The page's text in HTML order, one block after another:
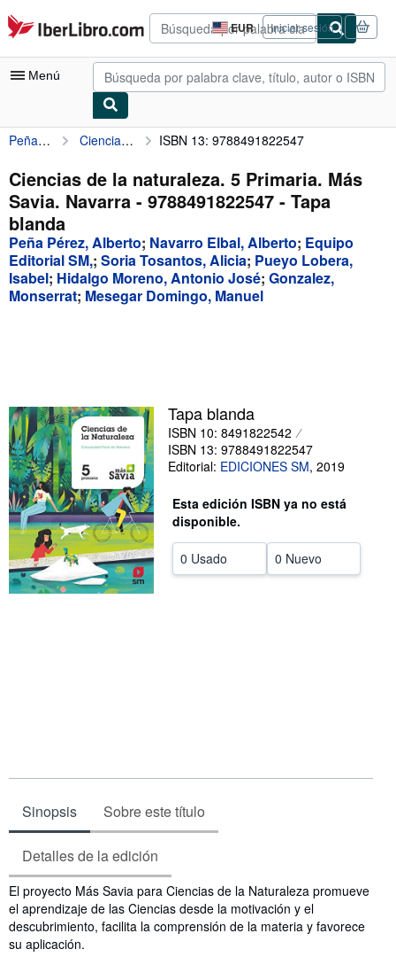
Pasar al contenido principal
IberLibro.com EUR
Preferencias
de
compra
del
Iniciar sesión
Menú
Mi cuenta
Consultar mis pedidos
Búsqueda avanzada
Colecciones
Libros antiguos
Arte y coleccionismo
CERRAR
Peña Pérez, Alberto Ciencias de la naturaleza. 5 Primaria. Más Savia. Navarra - 9788491822547 ISBN 13: 9788491822547
Ciencias de la naturaleza. 5 Primaria. Más
Savia. Navarra - 9788491822547 - Tapa
blanda
Peña Pérez, Alberto; Navarro Elbal, Alberto; Equipo
Editorial SM,; Soria Tosantos, Alicia; Pueyo Lobera,
Isabel; Hidalgo Moreno, Antonio José; Gonzalez,
Monserrat; Mesegar Domingo, Manuel
Tapa blanda
ISBN 10: 8491822542
ISBN 13: 9788491822547
Editorial: EDICIONES SM, 2019
Esta edición ISBN ya no está
disponible.
0 Usado 0 Nuevo
Sinopsis Sobre este título
Detalles de la edición
Sinopsis
El proyecto Más Savia para Ciencias de la Naturaleza promueve
el aprendizaje de las Ciencias desde la motivación y el
descubrimiento, facilita la comprensión de la materia y favorece
su aplicación.